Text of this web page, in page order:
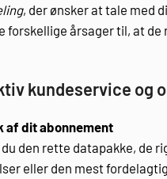
, der ønsker at tale med
forskellige årsager til, at de
kundeservice og
af dit abonnement
du den rette datapakke, de
eller den mest